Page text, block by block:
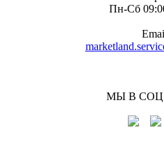
Пн-Cб
МЫ В